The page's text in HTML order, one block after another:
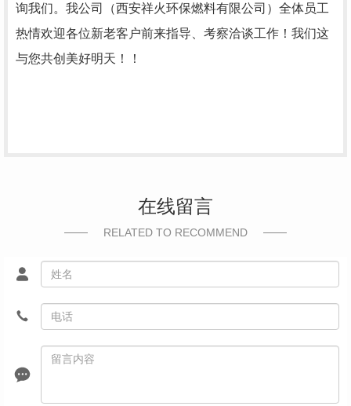
询我们。我公司（西安祥火环保燃料有限公司）全体员工
热情欢迎各位新老客户前来指导、考察洽谈工作！我们这
与您共创美好明天！！
在线留言
RELATED TO RECOMMEND